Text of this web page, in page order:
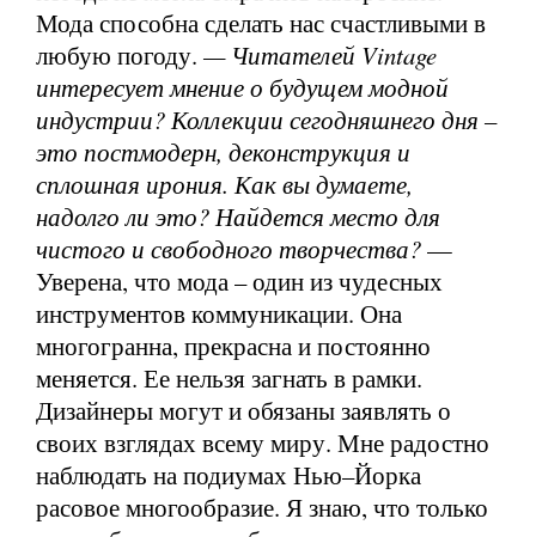
Мода способна сделать нас счастливыми в
любую погоду. — Читателей Vintage
интересует мнение о будущем модной
индустрии? Коллекции сегодняшнего дня –
это постмодерн, деконструкция и
сплошная ирония. Как вы думаете,
надолго ли это? Найдется место для
чистого и свободного творчества?—
Уверена, что мода – один из чудесных
инструментов коммуникации. Она
многогранна, прекрасна и постоянно
меняется. Ее нельзя загнать в рамки.
Дизайнеры могут и обязаны заявлять о
своих взглядах всему миру. Мне радостно
наблюдать на подиумах Нью–Йорка
расовое многообразие. Я знаю, что только